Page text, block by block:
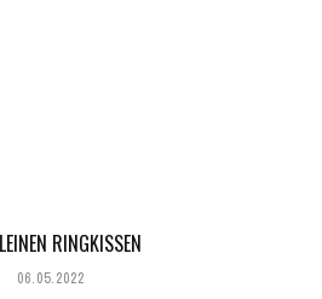
RINGKISSEN
06.05.2022